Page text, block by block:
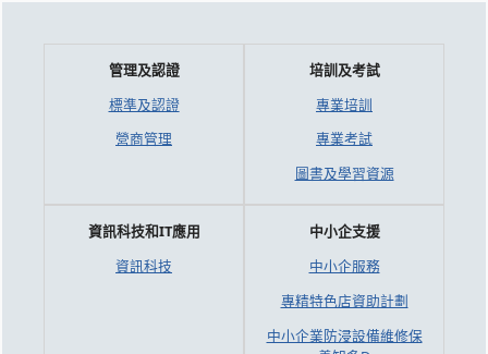
管理及認證
標準及認證
營商管理
培訓及考試
專業培訓
專業考試
圖書及學習資源
資訊科技和IT應用
資訊科技
中小企支援
中小企服務
專精特色店資助計劃
中小企業防浸設備維修保